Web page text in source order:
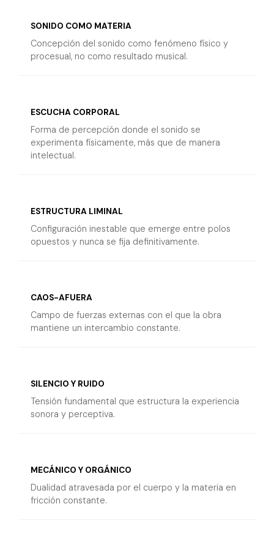
SONIDO COMO MATERIA
Concepción del sonido como fenómeno físico y
procesual, no como resultado musical.
ESCUCHA CORPORAL
Forma de percepción donde el sonido se
experimenta físicamente, más que de manera
intelectual.
ESTRUCTURA LIMINAL
Configuración inestable que emerge entre polos
opuestos y nunca se fija definitivamente.
CAOS-AFUERA
Campo de fuerzas externas con el que la obra
mantiene un intercambio constante.
SILENCIO Y RUIDO
Tensión fundamental que estructura la experiencia
sonora y perceptiva.
MECÁNICO Y ORGÁNICO
Dualidad atravesada por el cuerpo y la materia en
fricción constante.